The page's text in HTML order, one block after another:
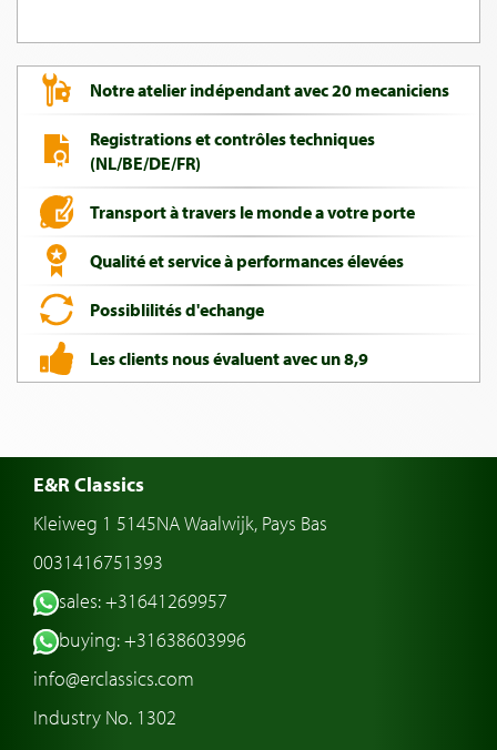
Notre atelier indépendant avec 20 mecaniciens
Registrations et contrôles techniques
(NL/BE/DE/FR)
Transport à travers le monde a votre porte
Qualité et service à performances élevées
Possiblilités d'echange
Les clients nous évaluent avec un 8,9
E&R Classics
Kleiweg 1 5145NA Waalwijk, Pays Bas
0031416751393
sales: +31641269957
buying: +31638603996
info@erclassics.com
Industry No. 1302